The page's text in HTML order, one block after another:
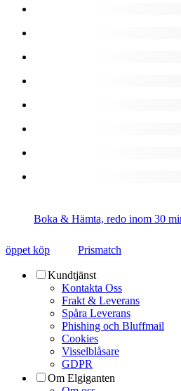
Boka & Hämta, redo inom 30
öppet köp Prismatch
Kundtjänst
Kontakta Oss
Frakt & Leverans
Spåra Leverans
Phishing och Bluffmail
Cookies
Visselblåsare
GDPR
Om Elgiganten